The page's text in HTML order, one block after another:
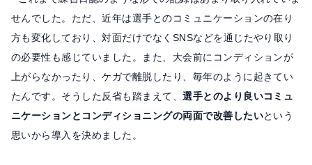
せんでした。ただ、近年は選手とのコミュニケーションの在り
方も変化しており、対面だけでなくSNSなどを通じたやり取り
の必要性も感じていました。また、大会前にコンディションが
上がらなかったり、ケガで離脱したり、毎年のように起きてい
たんです。そうした反省も踏まえて、選手とのより良いコミュ
ニケーションとコンディショニングの両面で改善したいという
思いから導入を決めました。